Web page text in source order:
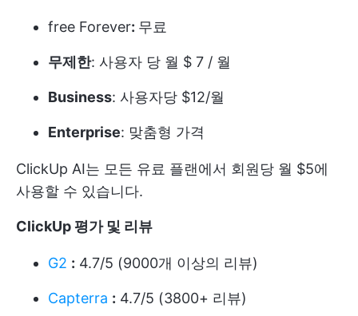
free Forever: 무료
무제한: 사용자 당 월 $ 7 / 월
Business: 사용자당 $12/월
Enterprise: 맞춤형 가격
ClickUp AI는 모든 유료 플랜에서 회원당 월 $5에
사용할 수 있습니다.
ClickUp 평가 및 리뷰
G2 : 4.7/5 (9000개 이상의 리뷰)
Capterra : 4.7/5 (3800+ 리뷰)